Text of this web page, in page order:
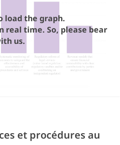
load the graph.
real time. So, please bear
us.
et procédures au